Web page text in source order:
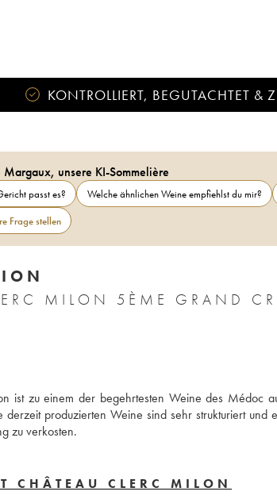
KONTROLLIERT, BEGUTACHTET &
Margaux, unsere KI-Sommelière
passt es? Welche ähnlichen Weine empfiehlst du mir?
Frage stellen
MILON 5ÈME GRAND
ist zu einem der begehrtesten Weine des Médoc
derzeit produzierten Weine sind sehr strukturiert
zu verkosten.
CHÂTEAU CLERC MILON